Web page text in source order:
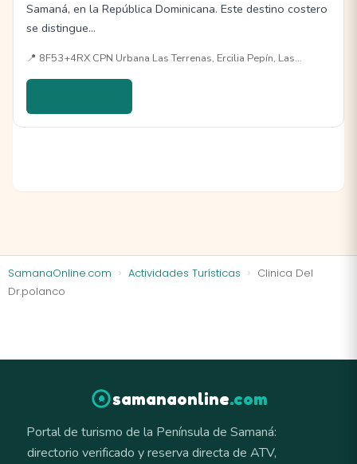
Samaná, en la República Dominicana. Este destino costero
se distingue…
📍 8F53+4RX CPN Urbana Las Terrenas, Ercilia Pepín, Las…
SamanaOnline.com Actividades Turísticas
Clinica Del
Dr.polanco
samanaonline.com
Portal de turismo de la Península de Samaná:
directorio verificado y reserva directa de ATV,